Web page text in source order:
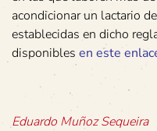
acondicionar un lactario
establecidas en dicho
disponibles en este
Eduardo Muñoz Sequeira